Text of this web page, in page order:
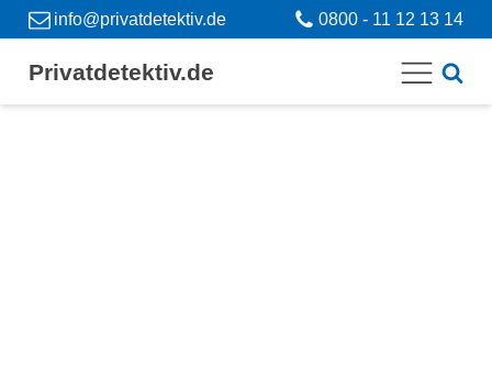
info@privatdetektiv.de 0800 - 11 12 13 14
Privatdetektiv.de